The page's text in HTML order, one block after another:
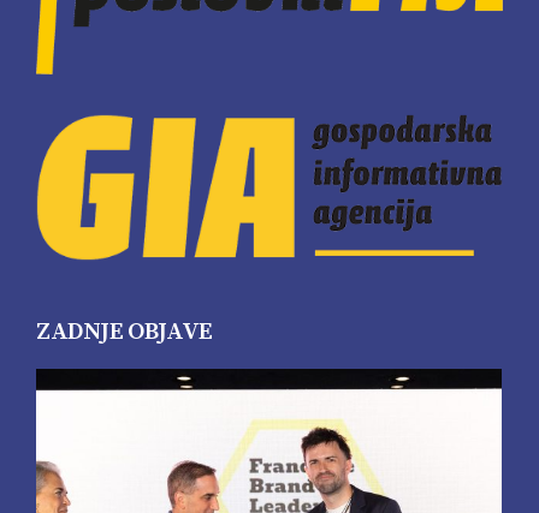
ZADNJE OBJAVE